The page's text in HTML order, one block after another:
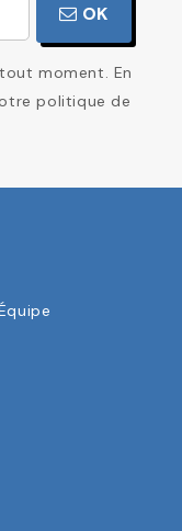
OK
moment. En
politique de